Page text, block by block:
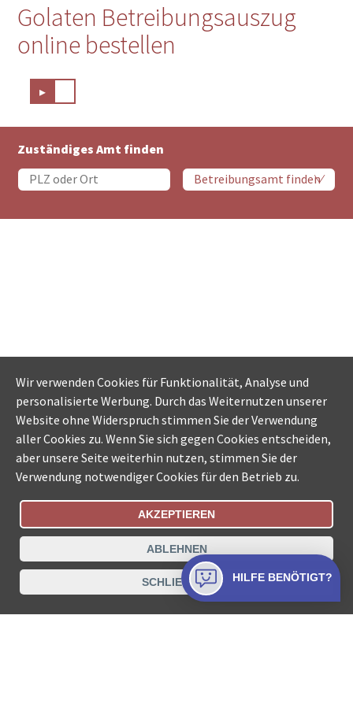
Golaten Betreibungsauszug
online bestellen
▸
Zuständiges Amt finden
Bestellungsstatus Ämtersuche der Schweiz
Datenschutz Impressum Nutzungsbestimmungen
Kontakt
Wir verwenden Cookies für Funktionalität, Analyse und
personalisierte Werbung. Durch das Weiternutzen unserer
Website ohne Widerspruch stimmen Sie der Verwendung
aller Cookies zu. Wenn Sie sich gegen Cookies entscheiden,
aber unsere Seite weiterhin nutzen, stimmen Sie der
Verwendung notwendiger Cookies für den Betrieb zu.
AKZEPTIEREN
ABLEHNEN
SCHLIESSEN HILFE BENÖTIGT?